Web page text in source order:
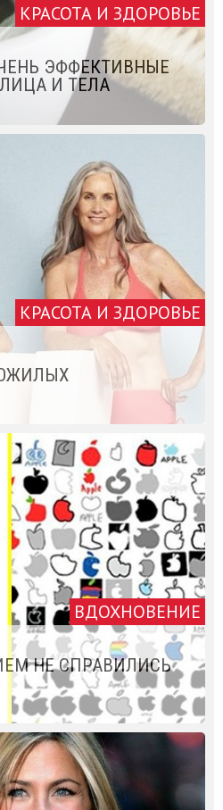
КРАСОТА И ЗДОРОВЬЕ
ЭФФЕКТИВНЫЕ
И ТЕЛА
КРАСОТА И ЗДОРОВЬЕ
ВДОХНОВЕНИЕ
НЕ СПРАВИЛИСЬ